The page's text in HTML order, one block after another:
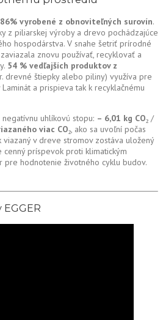
vyrobené z obnoviteľných surovín.
z piliarskej výroby a drevo pochádzajúce
hospodárstva. V snahe šetriť prírodné
znovu používať, recyklovať a
54 % vedľajších produktov z
drevné štiepky alebo piliny) využíva pre
a prispieva tak k recyklačnému
negatívnu uhlíkovú stopu: – 6,01 kg CO₂ /
viac CO₂ , ako sa uvoľní počas
viazaný v dreve stromov zostáva uložený
príspevok proti klimatickým
pre hodnotenie životného cyklu budov.